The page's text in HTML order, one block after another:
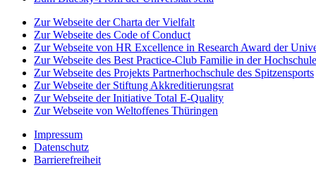
Zur Webseite der Charta der Vielfalt
Zur Webseite des Code of Conduct
Zur Webseite von HR Excellence in Research Award der
Zur Webseite des Best Practice-Club Familie in der Hochschule
Zur Webseite des Projekts Partnerhochschule des Spitzensports
Zur Webseite der Stiftung Akkreditierungsrat
Zur Webseite der Initiative Total E-Quality
Zur Webseite von Weltoffenes Thüringen
Impressum
Datenschutz
Barrierefreiheit